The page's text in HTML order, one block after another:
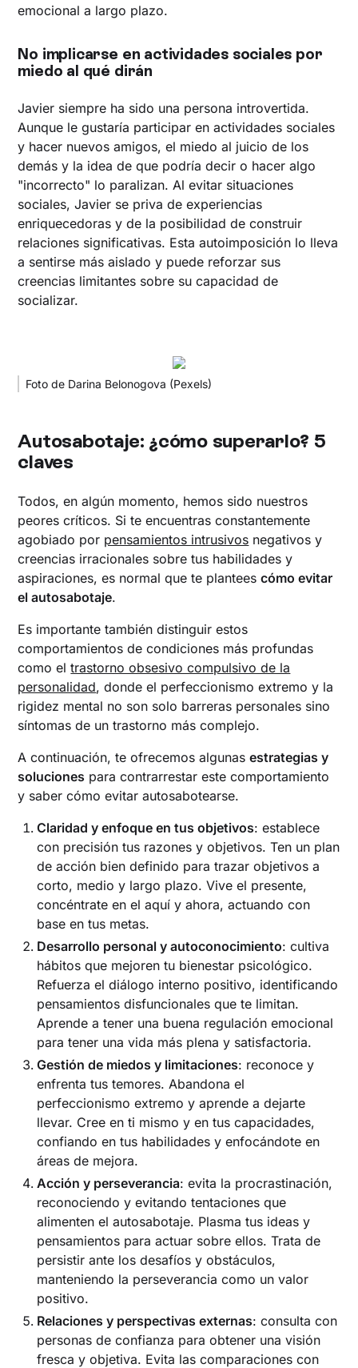
emocional a largo plazo.
No implicarse en actividades sociales por
miedo al qué dirán
Javier siempre ha sido una persona introvertida.
Aunque le gustaría participar en actividades sociales
y hacer nuevos amigos, el miedo al juicio de los
demás y la idea de que podría decir o hacer algo
"incorrecto" lo paralizan. Al evitar situaciones
sociales, Javier se priva de experiencias
enriquecedoras y de la posibilidad de construir
relaciones significativas. Esta autoimposición lo lleva
a sentirse más aislado y puede reforzar sus
creencias limitantes sobre su capacidad de
socializar.
Foto de Darina Belonogova (Pexels)
Autosabotaje: ¿cómo superarlo? 5
claves
Todos, en algún momento, hemos sido nuestros
peores críticos. Si te encuentras constantemente
agobiado por pensamientos intrusivos negativos y
creencias irracionales sobre tus habilidades y
aspiraciones, es normal que te planteescómo evitar
el autosabotaje.
Es importante también distinguir estos
comportamientos de condiciones más profundas
como eltrastorno obsesivo compulsivo de la
personalidad, donde el perfeccionismo extremo y la
rigidez mental no son solo barreras personales sino
síntomas de un trastorno más complejo.
A continuación, te ofrecemos algunasestrategias y
soluciones para contrarrestar este comportamiento
y saber cómo evitar autosabotearse.
Claridad y enfoque en tus objetivos: establece
con precisión tus razones y objetivos. Ten un plan
de acción bien definido para trazar objetivos a
corto, medio y largo plazo. Vive el presente,
concéntrate en el aquí y ahora, actuando con
base en tus metas.
Desarrollo personal y autoconocimiento: cultiva
hábitos que mejoren tu bienestar psicológico.
Refuerza el diálogo interno positivo, identificando
pensamientos disfuncionales que te limitan.
Aprende a tener una buena regulación emocional
para tener una vida más plena y satisfactoria.
Gestión de miedos y limitaciones: reconoce y
enfrenta tus temores. Abandona el
perfeccionismo extremo y aprende a dejarte
llevar. Cree en ti mismo y en tus capacidades,
confiando en tus habilidades y enfocándote en
áreas de mejora.
Acción y perseverancia: evita la procrastinación,
reconociendo y evitando tentaciones que
alimenten el autosabotaje. Plasma tus ideas y
pensamientos para actuar sobre ellos. Trata de
persistir ante los desafíos y obstáculos,
manteniendo la perseverancia como un valor
positivo.
Relaciones y perspectivas externas: consulta con
personas de confianza para obtener una visión
fresca y objetiva. Evita las comparaciones con